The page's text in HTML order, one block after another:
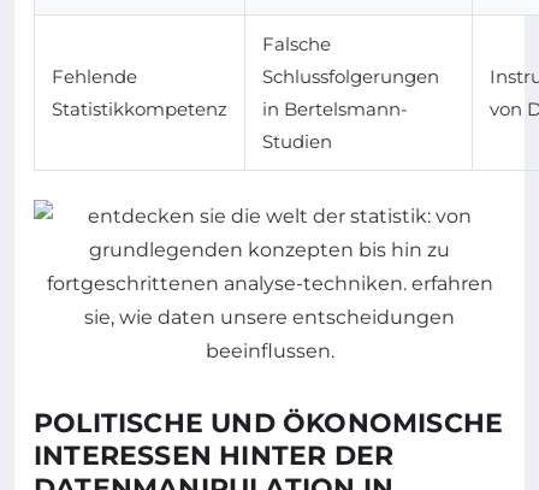
Fehlende
Statistikkompetenz
Falsche
Schlussfolgerungen
in Bertelsmann-
Studien
von
POLITISCHE UND ÖKONOMISCHE
INTERESSEN HINTER DER